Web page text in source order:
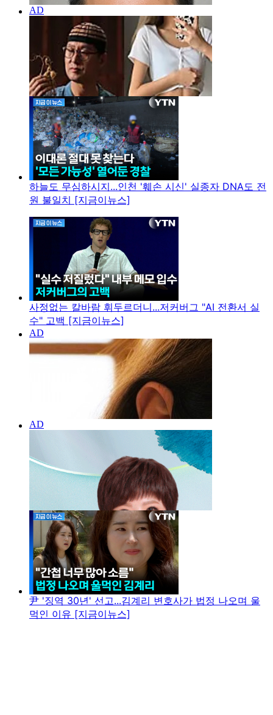
하늘도 무심하시지...인천 '훼손 시신' 실종자 DNA도 전
원 불일치 [지금이뉴스]
사정없는 칼바람 휘두르더니...저커버그 "AI 전환서 실
수" 고백 [지금이뉴스]
尹 '징역 30년' 선고...김계리 변호사가 법정 나오며 울
먹인 이유 [지금이뉴스]